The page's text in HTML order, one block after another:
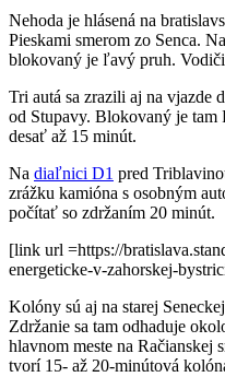
Nehoda je hlásená na
Pieskami smerom zo Senca.
blokovaný je ľavý pruh.
Tri autá sa zrazili aj na vjazde
od Stupavy. Blokovaný je
desať až 15 minút.
Na diaľnici D1 pred
zrážku kamióna s osobným
počítať so zdržaním 20 minút.
[link url =https://
energeticke-v-zahorskej-
Kolóny sú aj na starej
Zdržanie sa tam odhaduje
hlavnom meste na Račianskej
tvorí 15- až 20-minútová